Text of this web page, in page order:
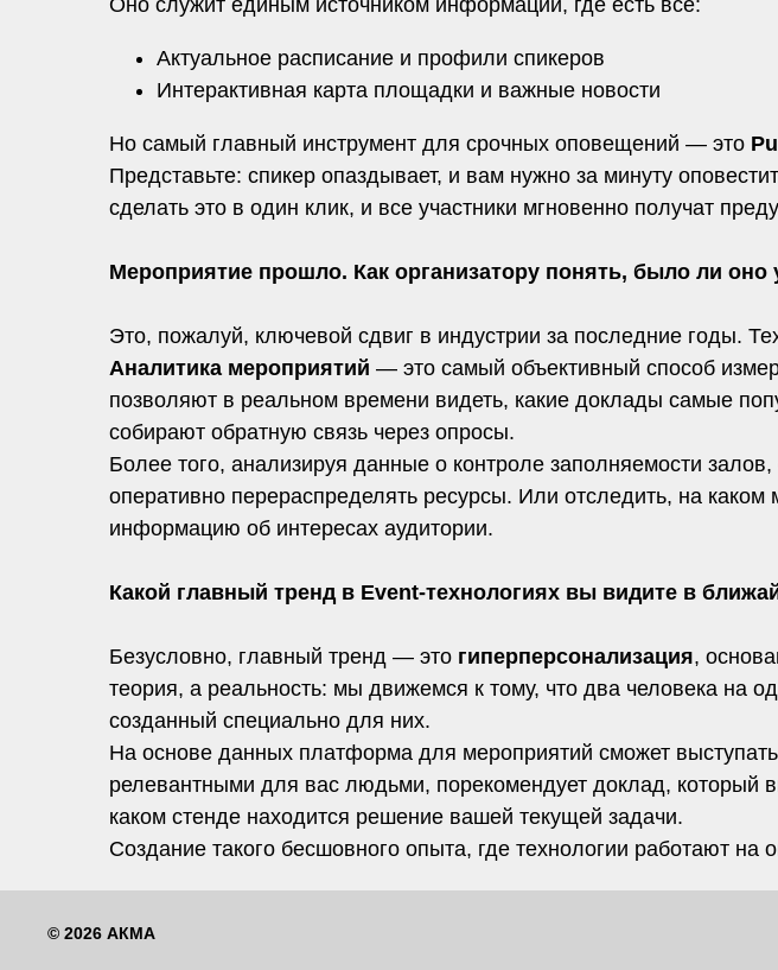
Оно служит единым источником информации, где есть всё:
Актуальное расписание и профили спикеров
Интерактивная карта площадки и важные новости
Но самый главный инструмент для срочных оповещений — это
Представьте: спикер опаздывает, и вам нужно за минуту
сделать это в один клик, и все участники мгновенно получат
Мероприятие прошло. Как организатору понять, было ли
Это, пожалуй, ключевой сдвиг в индустрии за последние годы.
Аналитика мероприятий — это самый объективный способ
позволяют в реальном времени видеть, какие доклады самые
собирают обратную связь через опросы.
Более того, анализируя данные о контроле заполняемости
оперативно перераспределять ресурсы. Или отследить, на
информацию об интересах аудитории.
Какой главный тренд в Event-технологиях вы видите в
Безусловно, главный тренд — это гиперперсонализация,
теория, а реальность: мы движемся к тому, что два человека на
созданный специально для них.
На основе данных платформа для мероприятий сможет
релевантными для вас людьми, порекомендует доклад, который
каком стенде находится решение вашей текущей задачи.
Создание такого бесшовного опыта, где технологии работают на
© 2026 АКМА